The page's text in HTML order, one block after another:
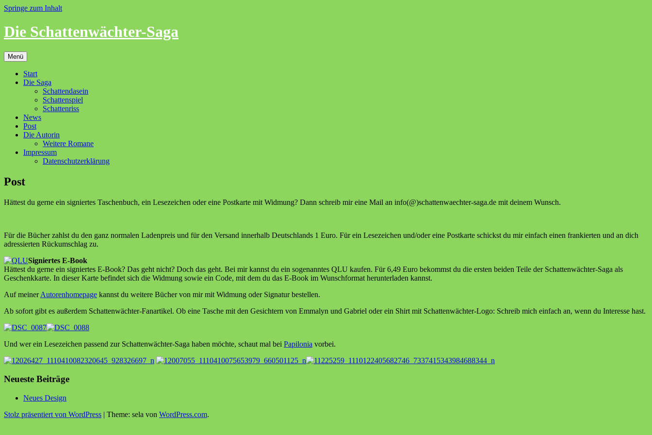
Springe zum Inhalt
Die Schattenwächter-Saga
Menü
Start
Die Saga
Schattendasein
Schattenspiel
Schattenriss
News
Post
Die Autorin
Weitere Romane
Impressum
Datenschutzerklärung
Post
Hättest du gerne ein signiertes Taschenbuch, ein Lesezeichen oder eine Postkarte mit Widmung? Dann schreib mir eine Mail an info(@)schattenwaechter-saga.de mit deinem Wunsch.
Für die Bücher zahlst du den ganz normalen Ladenpreis und für den Versand innerhalb Deutschlands 1 Euro. Für ein Lesezeichen und/oder eine Postkarte schickst du mir einfach einen frankierten und an dich
adressierten Rückumschlag zu.
Signiertes E-Book
Hättest du gerne ein signiertes E-Book? Das geht nicht? Doch das geht. Bei mir kannst du ein sogenanntes QLU kaufen. Für 6,49 Euro bekommst du die ersten beiden Teile der Schattenwächter-Saga als
Geschenkkarte. In dieser Karte befindet sich die Widmung sowie ein Code, mit dem du das E-Book im Wunschformat herunterladen kannst.
Auf meinerAutorenhomepage kannst du weitere Bücher von mir mit Widmung oder Signatur bestellen.
Ab sofort gibt es außerdem Schattenwächter-Fanartikel. Ob eine Tasche mit den Gesichtern von Emmalyn und Gabriel oder ein Shirt mit Schattenwächter-Logo: Schreib mich einfach an, wenn du Interesse hast.
Und wer ein Lesezeichen passend zur Schattenwächter-Saga haben möchte, schaut mal bei Papilonia vorbei.
Neueste Beiträge
Neues Design
Stolz präsentiert von WordPress | Theme: sela von WordPress.com.